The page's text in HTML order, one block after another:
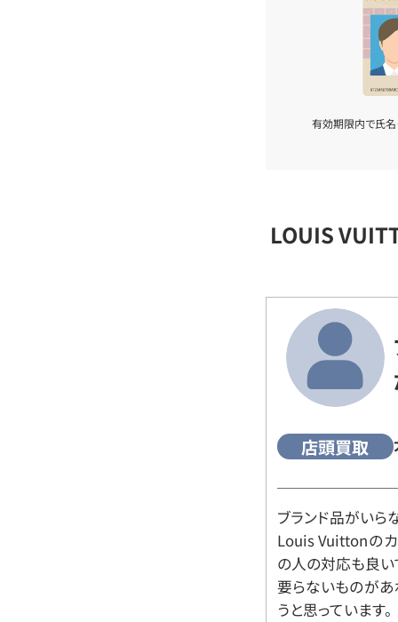
有効期限内で氏名
LOUIS
店頭買取
ブランド品がいら
Louis Vuittonの
の人の対応も良い
要らないものがあ
うと思っています。